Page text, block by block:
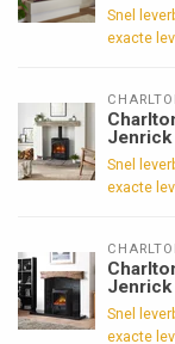
Snel
exacte
Snel
exacte
Jenrick
Snel
exacte